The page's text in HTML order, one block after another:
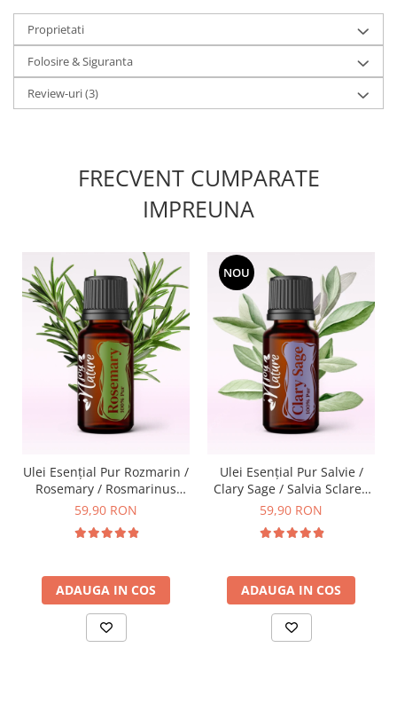
Proprietati
Folosire & Siguranta
Review-uri(3)
FRECVENT CUMPARATE
IMPREUNA
Ulei Esențial Pur Rozmarin /
Rosemary / Rosmarinus
Officinalis 15ml -
Nature
59,90 RON
ADAUGA IN COS
NOU
Ulei Esențial Pur Salvie /
Clary Sage / Salvia Sclarea
15ml - Aromaterapie Sigura
59,90 RON
ADAUGA IN COS